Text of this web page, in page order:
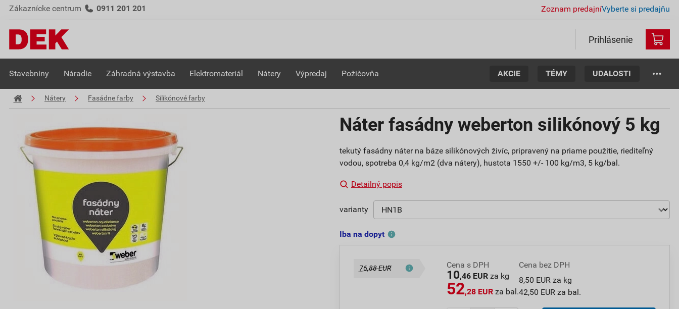
Zákaznícke centrum 0911 201 201 Zoznam predajníVyberte si predajňu
Prihlásenie
Stavebniny Náradie Záhradná výstavba Elektromateriál Nátery Výpredaj Požičovňa AKCIE TÉMY UDALOSTI
Nátery Fasádne farby Silikónové farby
Náter fasádny weberton silikónový 5 kg
tekutý fasádny náter na báze silikónových živíc, pripravený na priame použitie, riediteľný
vodou, spotreba 0,4 kg/m2 (dva nátery), hustota 1550 +/- 100 kg/m3, 5 kg/bal.
Detailný popis
varianty
Iba na dopyt
76,88 EUR Cena s DPH
10,46 EUR za kg
52,28 EUR za bal.
Cena bez DPH
8,50 EUR za kg
42,50 EUR za bal.